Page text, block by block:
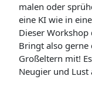
malen oder
eine KI wie in
Dieser
Bringt also gerne
Großeltern mit!
Neugier und Lust